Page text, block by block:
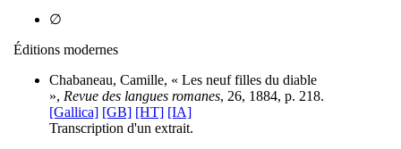
∅
Éditions modernes
Chabaneau, Camille, « Les neuf filles du diable
», Revue des langues romanes, 26, 1884, p. 218.
[Gallica] [GB] [HT] [IA]
Transcription d'un extrait.